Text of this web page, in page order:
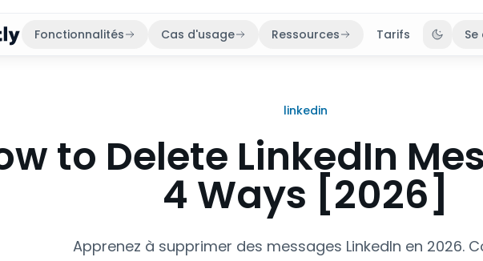
Fonctionnalités Cas d'usage Ressources Tarifs
linkedin
to Delete LinkedIn
4 Ways [2026]
Apprenez à supprimer des messages LinkedIn en 2026.